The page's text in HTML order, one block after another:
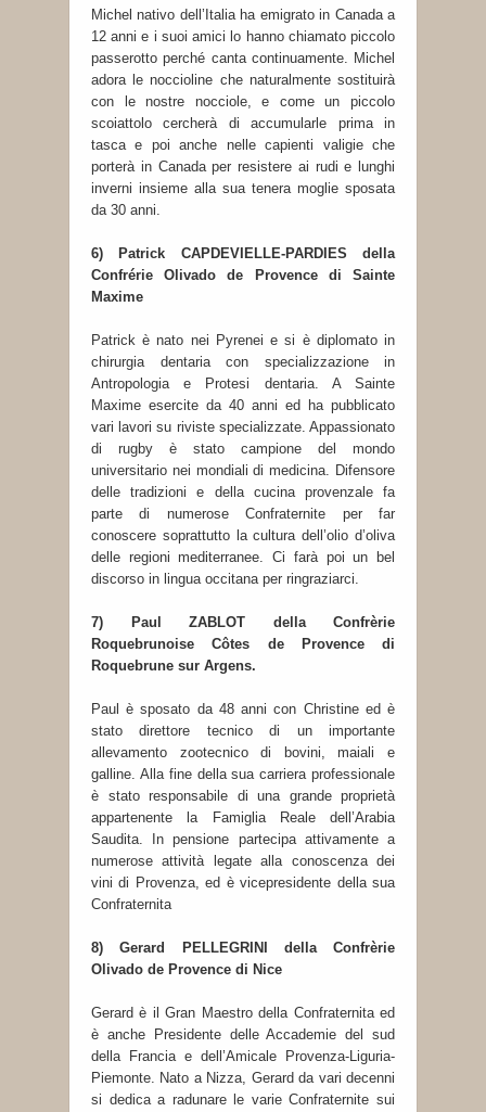
Michel nativo dell’Italia ha emigrato in Canada a
12 anni e i suoi amici lo hanno chiamato piccolo
passerotto perché canta continuamente. Michel
adora le noccioline che naturalmente sostituirà
con le nostre nocciole, e come un piccolo
scoiattolo cercherà di accumularle prima in
tasca e poi anche nelle capienti valigie che
porterà in Canada per resistere ai rudi e lunghi
inverni insieme alla sua tenera moglie sposata
da 30 anni.
6) Patrick CAPDEVIELLE-PARDIES della
Confrérie Olivado de Provence di Sainte
Maxime
Patrick è nato nei Pyrenei e si è diplomato in
chirurgia dentaria con specializzazione in
Antropologia e Protesi dentaria. A Sainte
Maxime esercite da 40 anni ed ha pubblicato
vari lavori su riviste specializzate. Appassionato
di rugby è stato campione del mondo
universitario nei mondiali di medicina. Difensore
delle tradizioni e della cucina provenzale fa
parte di numerose Confraternite per far
conoscere soprattutto la cultura dell’olio d’oliva
delle regioni mediterranee. Ci farà poi un bel
discorso in lingua occitana per ringraziarci.
7) Paul ZABLOT della Confrèrie
Roquebrunoise Côtes de Provence di
Roquebrune sur Argens.
Paul è sposato da 48 anni con Christine ed è
stato direttore tecnico di un importante
allevamento zootecnico di bovini, maiali e
galline. Alla fine della sua carriera professionale
è stato responsabile di una grande proprietà
appartenente la Famiglia Reale dell’Arabia
Saudita. In pensione partecipa attivamente a
numerose attività legate alla conoscenza dei
vini di Provenza, ed è vicepresidente della sua
Confraternita
8) Gerard PELLEGRINI della Confrèrie
Olivado de Provence di Nice
Gerard è il Gran Maestro della Confraternita ed
è anche Presidente delle Accademie del sud
della Francia e dell’Amicale Provenza-Liguria-
Piemonte. Nato a Nizza, Gerard da vari decenni
si dedica a radunare le varie Confraternite sui